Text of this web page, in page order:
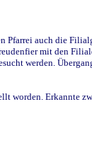
Pfarrei auch die
mit den
werden.
worden. Erkannte